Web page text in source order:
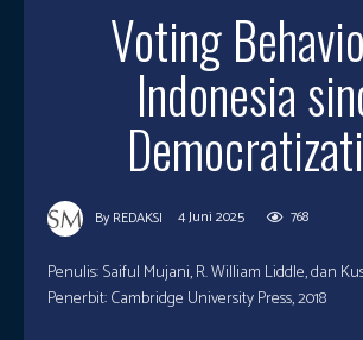
Voting
Indonesia
By REDAKSI 4 Juni 2025 768
Penulis: Saiful Mujani, R. William Liddle, dan
Penerbit: Cambridge University Press, 2018